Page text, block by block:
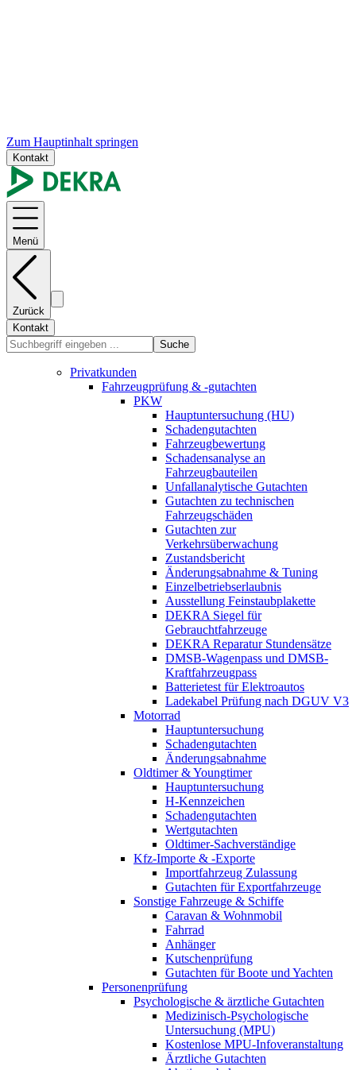
Zum Hauptinhalt springen
Kontakt
Menü
Zurück
Kontakt
Suche
Privatkunden
Fahrzeugprüfung & -gutachten
PKW
Hauptuntersuchung (HU)
Schadengutachten
Fahrzeugbewertung
Schadensanalyse an
Fahrzeugbauteilen
Unfallanalytische Gutachten
Gutachten zu technischen
Fahrzeugschäden
Gutachten zur
Verkehrsüberwachung
Zustandsbericht
Änderungsabnahme & Tuning
Einzelbetriebserlaubnis
Ausstellung Feinstaubplakette
DEKRA Siegel für
Gebrauchtfahrzeuge
DEKRA Reparatur Stundensätze
DMSB-Wagenpass und DMSB-
Kraftfahrzeugpass
Batterietest für Elektroautos
Ladekabel Prüfung nach DGUV V3
Motorrad
Hauptuntersuchung
Schadengutachten
Änderungsabnahme
Oldtimer & Youngtimer
Hauptuntersuchung
H-Kennzeichen
Schadengutachten
Wertgutachten
Oldtimer-Sachverständige
Kfz-Importe & -Exporte
Importfahrzeug Zulassung
Gutachten für Exportfahrzeuge
Sonstige Fahrzeuge & Schiffe
Caravan & Wohnmobil
Fahrrad
Anhänger
Kutschenprüfung
Gutachten für Boote und Yachten
Personenprüfung
Psychologische & ärztliche Gutachten
Medizinisch-Psychologische
Untersuchung (MPU)
Kostenlose MPU-Infoveranstaltung
Ärztliche Gutachten